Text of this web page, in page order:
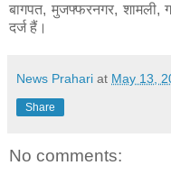
बागपत, मुजफ्फरनगर, शामली,
दर्ज हैं।
News Prahari at May 13,
Share
No comments: